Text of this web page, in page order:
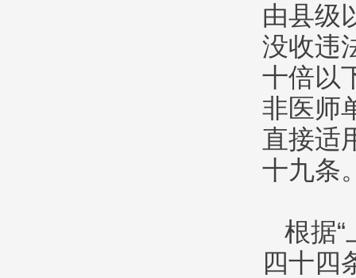
由县级
没收违
十倍以
非医师
直接适
十九条
根据
四十四